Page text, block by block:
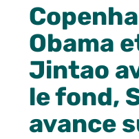
Obama
Jintao
le fond,
avance